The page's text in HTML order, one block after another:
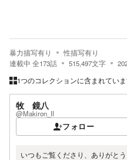
暴力描写有り
性描写有り
連載中 全173話 515,497文字
1つのコレクションに含まれてい
牧 鏡八
@Makiron_II
フォロー
いつもご覧くださり、ありがと